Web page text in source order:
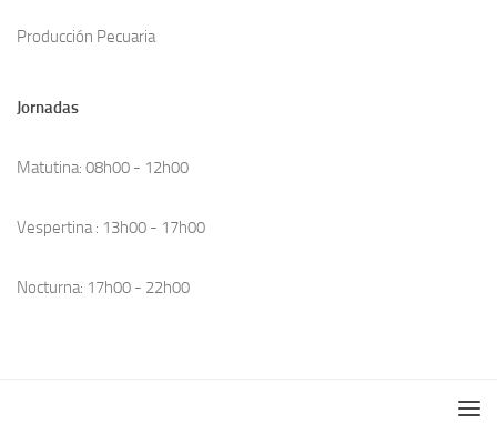
Producción Pecuaria
Jornadas
Matutina: 08h00 - 12h00
Vespertina : 13h00 - 17h00
Nocturna: 17h00 - 22h00